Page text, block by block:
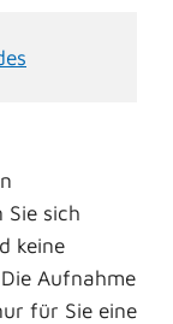
Sie sich
keine
Aufnahme
für Sie eine